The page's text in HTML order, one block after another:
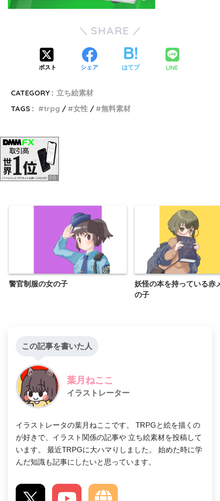
SHARE
ポスト シェア はてブ LINE
CATEGORY : 立ち絵素材
TAGS :
trpg 女性 無料素材
警官制服の女の子
妖怪の本を持っている赤
の子
この記事を書いた人
葉月ねここ
イラストレーター
イラストレータの葉月ねここです。 TRPGと絵を描くの
が好きで、イラスト関係の記事や 立ち絵素材を投稿して
います。 最近TRPGに大ハマりしました。 始めた時に学
んだ知識も記事にしたいと思っています。